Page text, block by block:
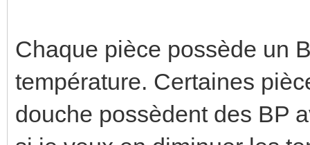
Chaque pièce possède un
température. Certaines
douche possèdent des BP